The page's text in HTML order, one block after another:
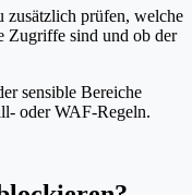
zusätzlich prüfen, welche
Zugriffe sind und ob der
sensible Bereiche
oder WAF-Regeln.